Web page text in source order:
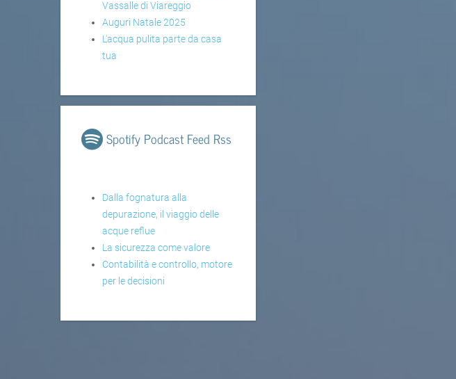
Vassalle di Viareggio
Auguri Natale 2025
L'acqua pulita parte da casa
tua
Spotify Podcast Feed Rss
Dalla fognatura alla
depurazione, il viaggio delle
acque reflue
La sicurezza come valore
Contabilità e controllo, motore
per le decisioni